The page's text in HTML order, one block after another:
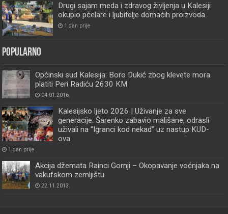
Drugi sajam meda i zdravog življenja u Kalesiji
okupio pčelare i ljubitelje domaćih proizvoda
1 dan prije
Popularno
Općinski sud Kalesija: Boro Dukić zbog klevete mora
platiti Peri Radiću 2630 KM
04.01.2016.
Kalesijsko ljeto 2026 | Uživanje za sve
generacije: Šarenko zabavio mališane, odrasli
uživali na “Igranci kod nekad” uz nastup KUD-
ova
1 dan prije
Akcija džemata Rainci Gornji – Okopavanje voćnjaka na
vakufskom zemljištu
22.11.2013.